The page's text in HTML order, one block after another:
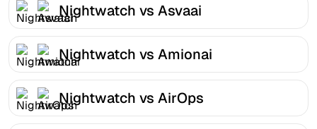
Nightwatch vs Asvaai
Nightwatch vs Amionai
Nightwatch vs AirOps